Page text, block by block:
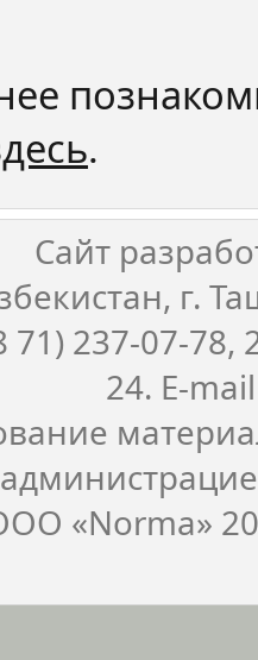
.
Сайт
г.
71) 237-07-78,
24. E-
«Norma»